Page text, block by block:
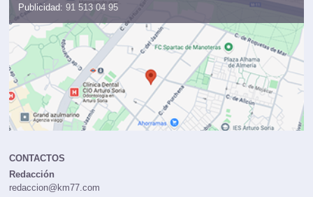
Publicidad: 91 513 04 95
CONTACTOS
Redacción
redaccion@km77.com